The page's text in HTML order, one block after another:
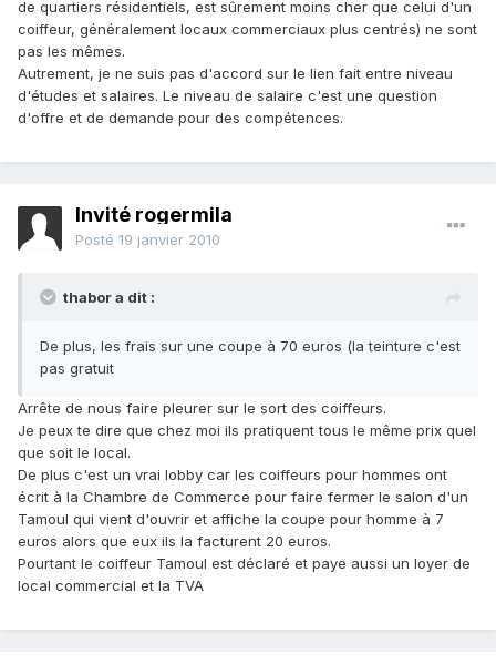
de quartiers résidentiels, est sûrement moins cher que celui d'un
coiffeur, généralement locaux commerciaux plus centrés) ne sont
pas les mêmes.
Autrement, je ne suis pas d'accord sur le lien fait entre niveau
d'études et salaires. Le niveau de salaire c'est une question
d'offre et de demande pour des compétences.
Invité rogermila
Posté 19 janvier 2010
thabor a dit :
De plus, les frais sur une coupe à 70 euros (la teinture c'est
pas gratuit
Arrête de nous faire pleurer sur le sort des coiffeurs.
Je peux te dire que chez moi ils pratiquent tous le même prix quel
que soit le local.
De plus c'est un vrai lobby car les coiffeurs pour hommes ont
écrit à la Chambre de Commerce pour faire fermer le salon d'un
Tamoul qui vient d'ouvrir et affiche la coupe pour homme à 7
euros alors que eux ils la facturent 20 euros.
Pourtant le coiffeur Tamoul est déclaré et paye aussi un loyer de
local commercial et la TVA